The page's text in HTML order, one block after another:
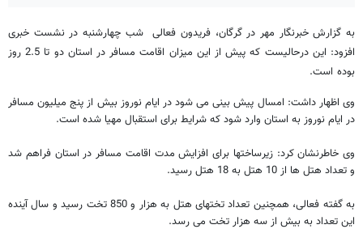
به گزارش خبرنگار مهر در گرگان، فریدون فعالی شب چهارشنبه در نشست خبری
افزود: این درحالیست که پیش از این میزان اقامت مسافر در استان دو تا 2.5 روز
بوده است.
وی اظهار داشت: امسال پیش بینی می شود در ایام نوروز بیش از پنج میلیون مسافر
در ایام نوروز به استان وارد شود که شرایط برای استقبال مهیا شده است.
وی خاطرنشان کرد: زیرساختها برای افزایش مدت اقامت مسافر در استان فراهم شد
و تعداد هتل ها از 10 هتل به 18 هتل رسید.
به گفته فعالی، همچنین تعداد تختهای هتل به هزار و 850 تخت رسید و سال آینده
این تعداد به بیش از سه هزار تخت می رسد.